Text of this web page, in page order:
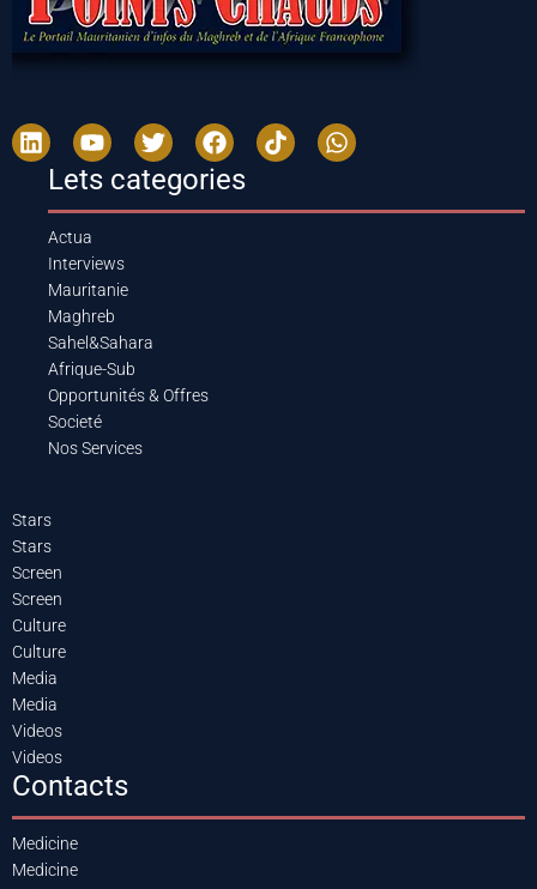
Lets categories
Actua
Interviews
Mauritanie
Maghreb
Sahel&Sahara
Afrique-Sub
Opportunités & Offres
Societé
Nos Services
Stars
Stars
Screen
Screen
Culture
Culture
Media
Media
Videos
Videos
Contacts
Medicine
Medicine